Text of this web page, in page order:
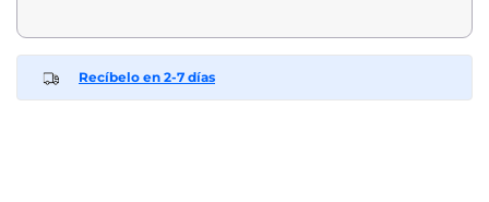
Recíbelo en 2-7 días